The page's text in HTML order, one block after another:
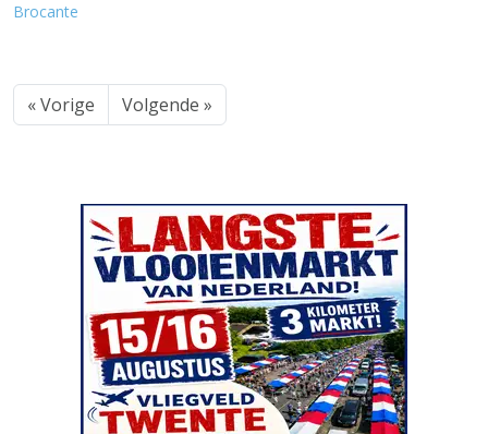
Brocante
« Vorige Volgende »